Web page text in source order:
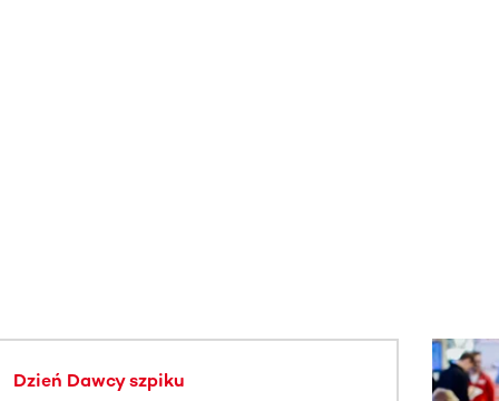
Dzień Dawcy szpiku